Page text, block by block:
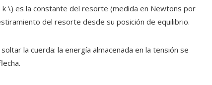
\) es la constante del resorte (medida en Newtons por
del resorte desde su posición de equilibrio.
la cuerda: la energía almacenada en la tensión se